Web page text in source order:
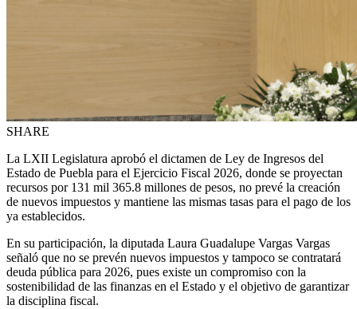
SHARE
La LXII Legislatura aprobó el dictamen de Ley de Ingresos del
Estado de Puebla para el Ejercicio Fiscal 2026, donde se proyectan
recursos por 131 mil 365.8 millones de pesos, no prevé la creación
de nuevos impuestos y mantiene las mismas tasas para el pago de los
ya establecidos.
En su participación, la diputada Laura Guadalupe Vargas Vargas
señaló que no se prevén nuevos impuestos y tampoco se contratará
deuda pública para 2026, pues existe un compromiso con la
sostenibilidad de las finanzas en el Estado y el objetivo de garantizar
la disciplina fiscal.